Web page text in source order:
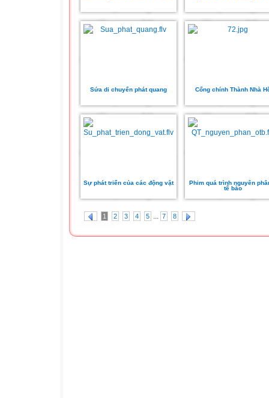
Sứa di chuyển phát quang Cổng chính Thành Nhà
Sự phát triển của các động vật
Phim quá trình nguyên
tế bào
1 2 3 4 5 ... 7 8